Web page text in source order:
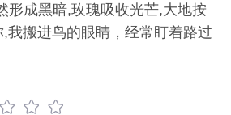
形成黑暗,玫瑰吸收光芒,大地按
我搬进鸟的眼睛，经常盯着路过